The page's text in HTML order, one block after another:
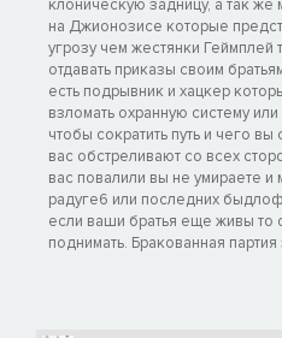
клоническую задницу, а так
на Джионозисе которые
угрозу чем жестянки Геймплей
отдавать приказы своим
есть подрывник и хацкер
взломать охранную систему
чтобы сократить путь и чего
вас обстреливают со всех
вас повалили вы не умираете
радуге6 или последних
если ваши братья еще живы то
поднимать. Бракованная